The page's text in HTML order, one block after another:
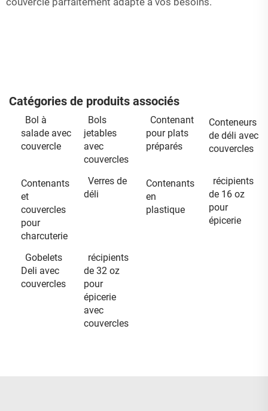
Catégories de produits associés
Bol à
salade avec
couvercle
Bols
jetables
avec
couvercles
Contenant
pour plats
préparés
Conteneurs
de déli avec
couvercles
Contenants
et
couvercles
pour
charcuterie
Verres de
déli
Contenants
en
plastique
récipients
de 16 oz
pour
épicerie
Gobelets
Deli avec
couvercles
récipients
de 32 oz
pour
épicerie
avec
couvercles